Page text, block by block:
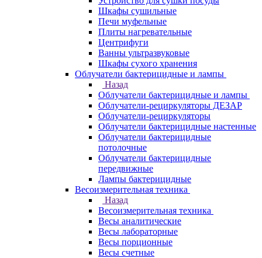
Шкафы сушильные
Печи муфельные
Плиты нагревательные
Центрифуги
Ванны ультразвуковые
Шкафы сухого хранения
Облучатели бактерицидные и лампы
Назад
Облучатели бактерицидные и лампы
Облучатели-рециркуляторы ДЕЗАР
Облучатели-рециркуляторы
Облучатели бактерицидные настенные
Облучатели бактерицидные
потолочные
Облучатели бактерицидные
передвижные
Лампы бактерицидные
Весоизмерительная техника
Назад
Весоизмерительная техника
Весы аналитические
Весы лабораторные
Весы порционные
Весы счетные